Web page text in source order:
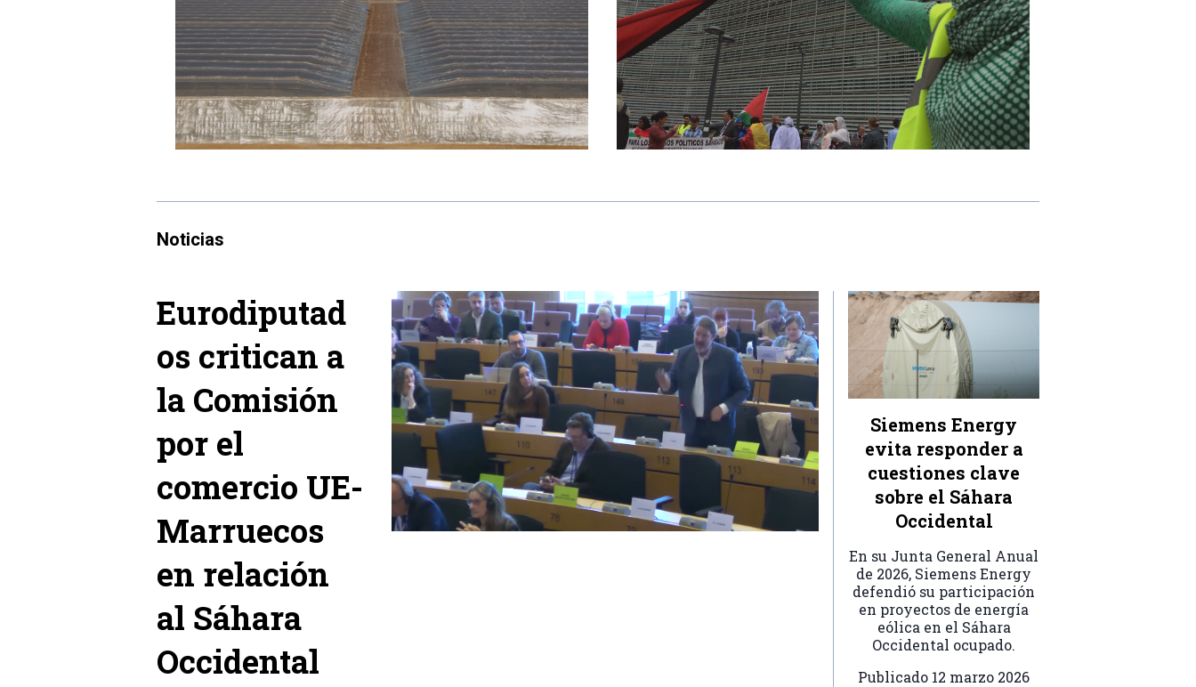
Noticias
Eurodiputad
os critican a
la Comisión
por el
comercio UE-
Marruecos
en relación
al Sáhara
Occidental
Siemens Energy
evita responder a
cuestiones clave
sobre el Sáhara
Occidental
En su Junta General Anual
de 2026, Siemens Energy
defendió su participación
en proyectos de energía
eólica en el Sáhara
Occidental ocupado.
Publicado 12 marzo 2026